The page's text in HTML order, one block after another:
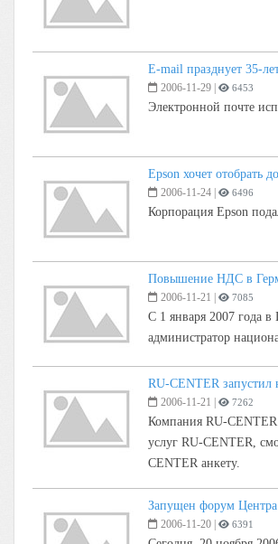
E-mail празднует 35-
2006-11-29 6453
Электронной почте
Epson хочет отобрать
2006-11-24 6496
Корпорация Epson
Повышение НДС в
2006-11-21 7085
С 1 января 2007 года в
администратор
RU-CENTER
2006-11-21 7262
Компания RU-CENTER
услуг RU-CENTER,
CENTER анкету.
Запущен форум
2006-11-20 6391